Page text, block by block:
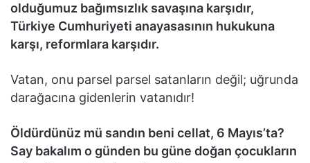
olduğumuz bağımsızlık savaşına karşıdır,
Türkiye Cumhuriyeti anayasasının hukukuna
karşı, reformlara karşıdır.
Vatan, onu parsel parsel satanların değil; uğrunda
darağacına gidenlerin vatanıdır!
Öldürdünüz mü sandın beni cellat, 6 Mayıs’ta?
Say bakalım o günden bu güne doğan çocukların